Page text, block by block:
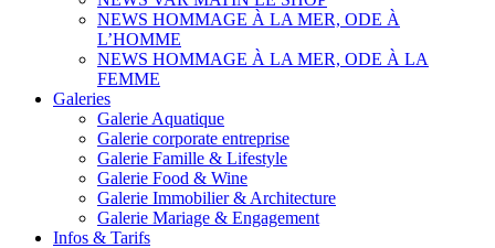
NEWS HOMMAGE À LA MER, ODE À
L’HOMME
NEWS HOMMAGE À LA MER, ODE À LA
FEMME
Galeries
Galerie Aquatique
Galerie corporate entreprise
Galerie Famille & Lifestyle
Galerie Food & Wine
Galerie Immobilier & Architecture
Galerie Mariage & Engagement
Infos & Tarifs